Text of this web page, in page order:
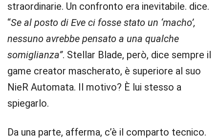
straordinarie. Un confronto era inevitabile. dice.
“Se al posto di Eve ci fosse stato un ‘macho’,
nessuno avrebbe pensato a una qualche
somiglianza”. Stellar Blade, però, dice sempre il
game creator mascherato, è superiore al suo
NieR Automata. Il motivo? È lui stesso a
spiegarlo.
Da una parte, afferma, c’è il comparto tecnico.